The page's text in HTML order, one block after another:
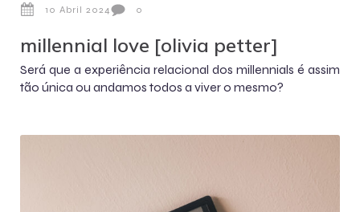
10 Abril 2024 0
millennial love [olivia petter]
Será que a experiência relacional dos millennials é assim
tão única ou andamos todos a viver o mesmo?